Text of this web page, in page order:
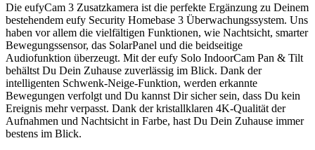
Die eufyCam 3 Zusatzkamera ist die perfekte Ergänzung zu Deinem
bestehendem eufy Security Homebase 3 Überwachungssystem. Uns
haben vor allem die vielfältigen Funktionen, wie Nachtsicht, smarter
Bewegungssensor, das SolarPanel und die beidseitige
Audiofunktion überzeugt. Mit der eufy Solo IndoorCam Pan & Tilt
behältst Du Dein Zuhause zuverlässig im Blick. Dank der
intelligenten Schwenk-Neige-Funktion, werden erkannte
Bewegungen verfolgt und Du kannst Dir sicher sein, dass Du kein
Ereignis mehr verpasst. Dank der kristallklaren 4K-Qualität der
Aufnahmen und Nachtsicht in Farbe, hast Du Dein Zuhause immer
bestens im Blick.